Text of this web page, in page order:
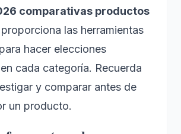
comparativas productos
las herramientas
hacer elecciones
cada categoría. Recuerda
y comparar antes de
un producto.